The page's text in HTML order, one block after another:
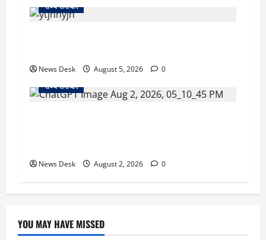
राज्य समाचार
News Desk August 5, 2026
0
राज्य समाचार
News Desk August 2, 2026 0
YOU MAY HAVE MISSED